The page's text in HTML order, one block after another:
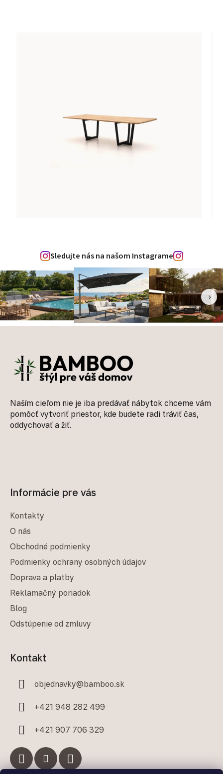
Sledujte nás na našom Instagrame
‹ ›
Naším cieľom nie je iba predávať nábytok chceme vám
pomôcť vytvoriť priestor, kde budete radi tráviť čas,
oddychovať a žiť.
Informácie pre vás
Kontakty
O nás
Obchodné podmienky
Podmienky ochrany osobných údajov
Doprava a platby
Reklamačný poriadok
Blog
Odstúpenie od zmluvy
Kontakt
objednavky@bamboo.sk
+421 948 282 499
+421 907 706 329